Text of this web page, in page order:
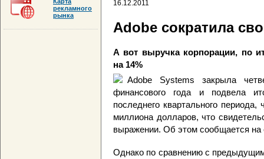
16.12.2011
Adobe сократила
А вот выручка корпорации, по
на 14%
Adobe Systems закрыла
финансового года и подвела
последнего квартального
миллиона долларов, что
выражении. Об этом сообщается
Однако по сравнению с
рекламного
рынка